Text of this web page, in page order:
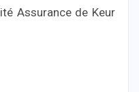
Assurance de Keur